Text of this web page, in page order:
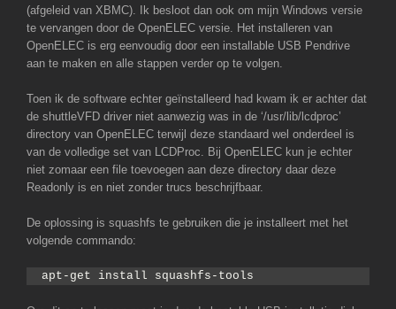
(afgeleid van XBMC). Ik besloot dan ook om mijn Windows versie
te vervangen door de OpenELEC versie. Het installeren van
OpenELEC is erg eenvoudig door een installable USB Pendrive
aan te maken en alle stappen verder op te volgen.
Toen ik de software echter geïnstalleerd had kwam ik er achter dat
de shuttleVFD driver niet aanwezig was in de ‘/usr/lib/lcdproc’
directory van OpenELEC terwijl deze standaard wel onderdeel is
van de volledige set van LCDProc. Bij OpenELEC kun je echter
niet zomaar een file toevoegen aan deze directory daar deze
Readonly is en niet zonder trucs beschrijfbaar.
De oplossing is squashfs te gebruiken die je installeert met het
volgende commando:
apt-get install squashfs-tools